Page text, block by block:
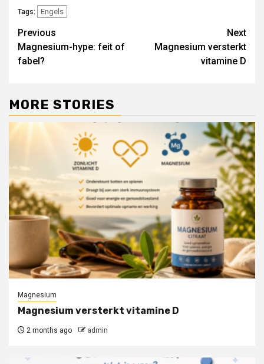
Tags: Engels
Post
navigation
Previous
Magnesium-hype: feit of
fabel?
Next
Magnesium versterkt
vitamine D
MORE STORIES
Magnesium
Magnesium versterkt vitamine D
2 months ago admin